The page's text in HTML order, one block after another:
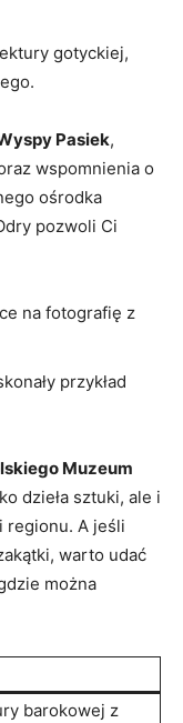
gotyckiej,
Pasiek,
wspomnienia o
ośrodka
pozwoli Ci
na fotografię z⁢
przykład
Muzeum
dzieła sztuki, ale i
‍regionu. A jeśli
warto ‌udać
można
barokowej‍ z